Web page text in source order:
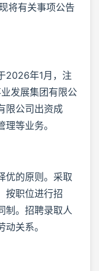
将有关事项公告
2026年1月，注
发展集团有限公
限公司出资成
等业务。
优的原则。采取
按职位进行招
制。招聘录取人
关系。